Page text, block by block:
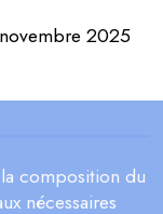
2025
composition du
nécessaires